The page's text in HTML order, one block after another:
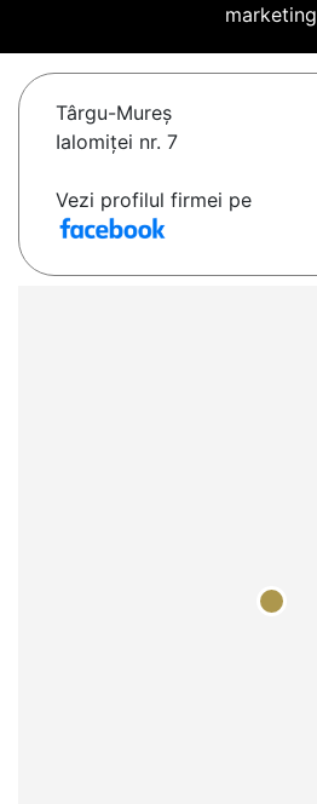
marketing
Târgu-Mureş
Ialomiței nr. 7
Vezi profilul firmei pe